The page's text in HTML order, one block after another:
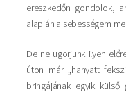
ereszkedőn gondolok,
alapján a sebességem
De ne ugorjunk ilyen
úton már „hanyatt
bringájának egyik